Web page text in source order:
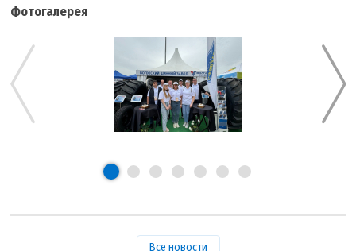
Фотогалерея
Все новости